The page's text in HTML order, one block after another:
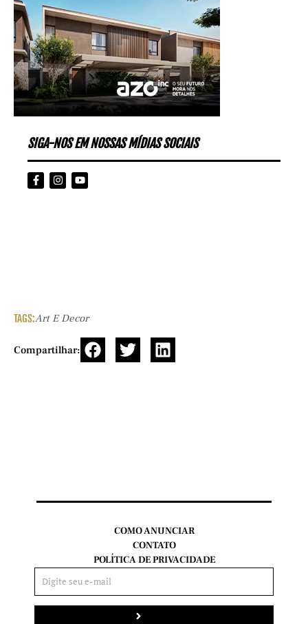
SIGA-NOS EM NOSSAS MÍDIAS SOCIAIS
TAGS:Art E Decor
Compartilhar:
COMO ANUNCIAR
CONTATO
POLÍTICA DE PRIVACIDADE